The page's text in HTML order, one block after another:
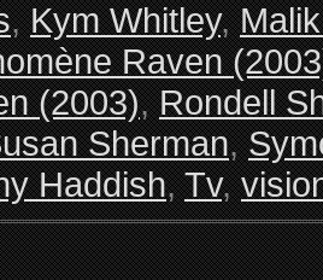
,Kym Whitley,
Raven
(2003),Rondell
Sherman,
Haddish,Tv,